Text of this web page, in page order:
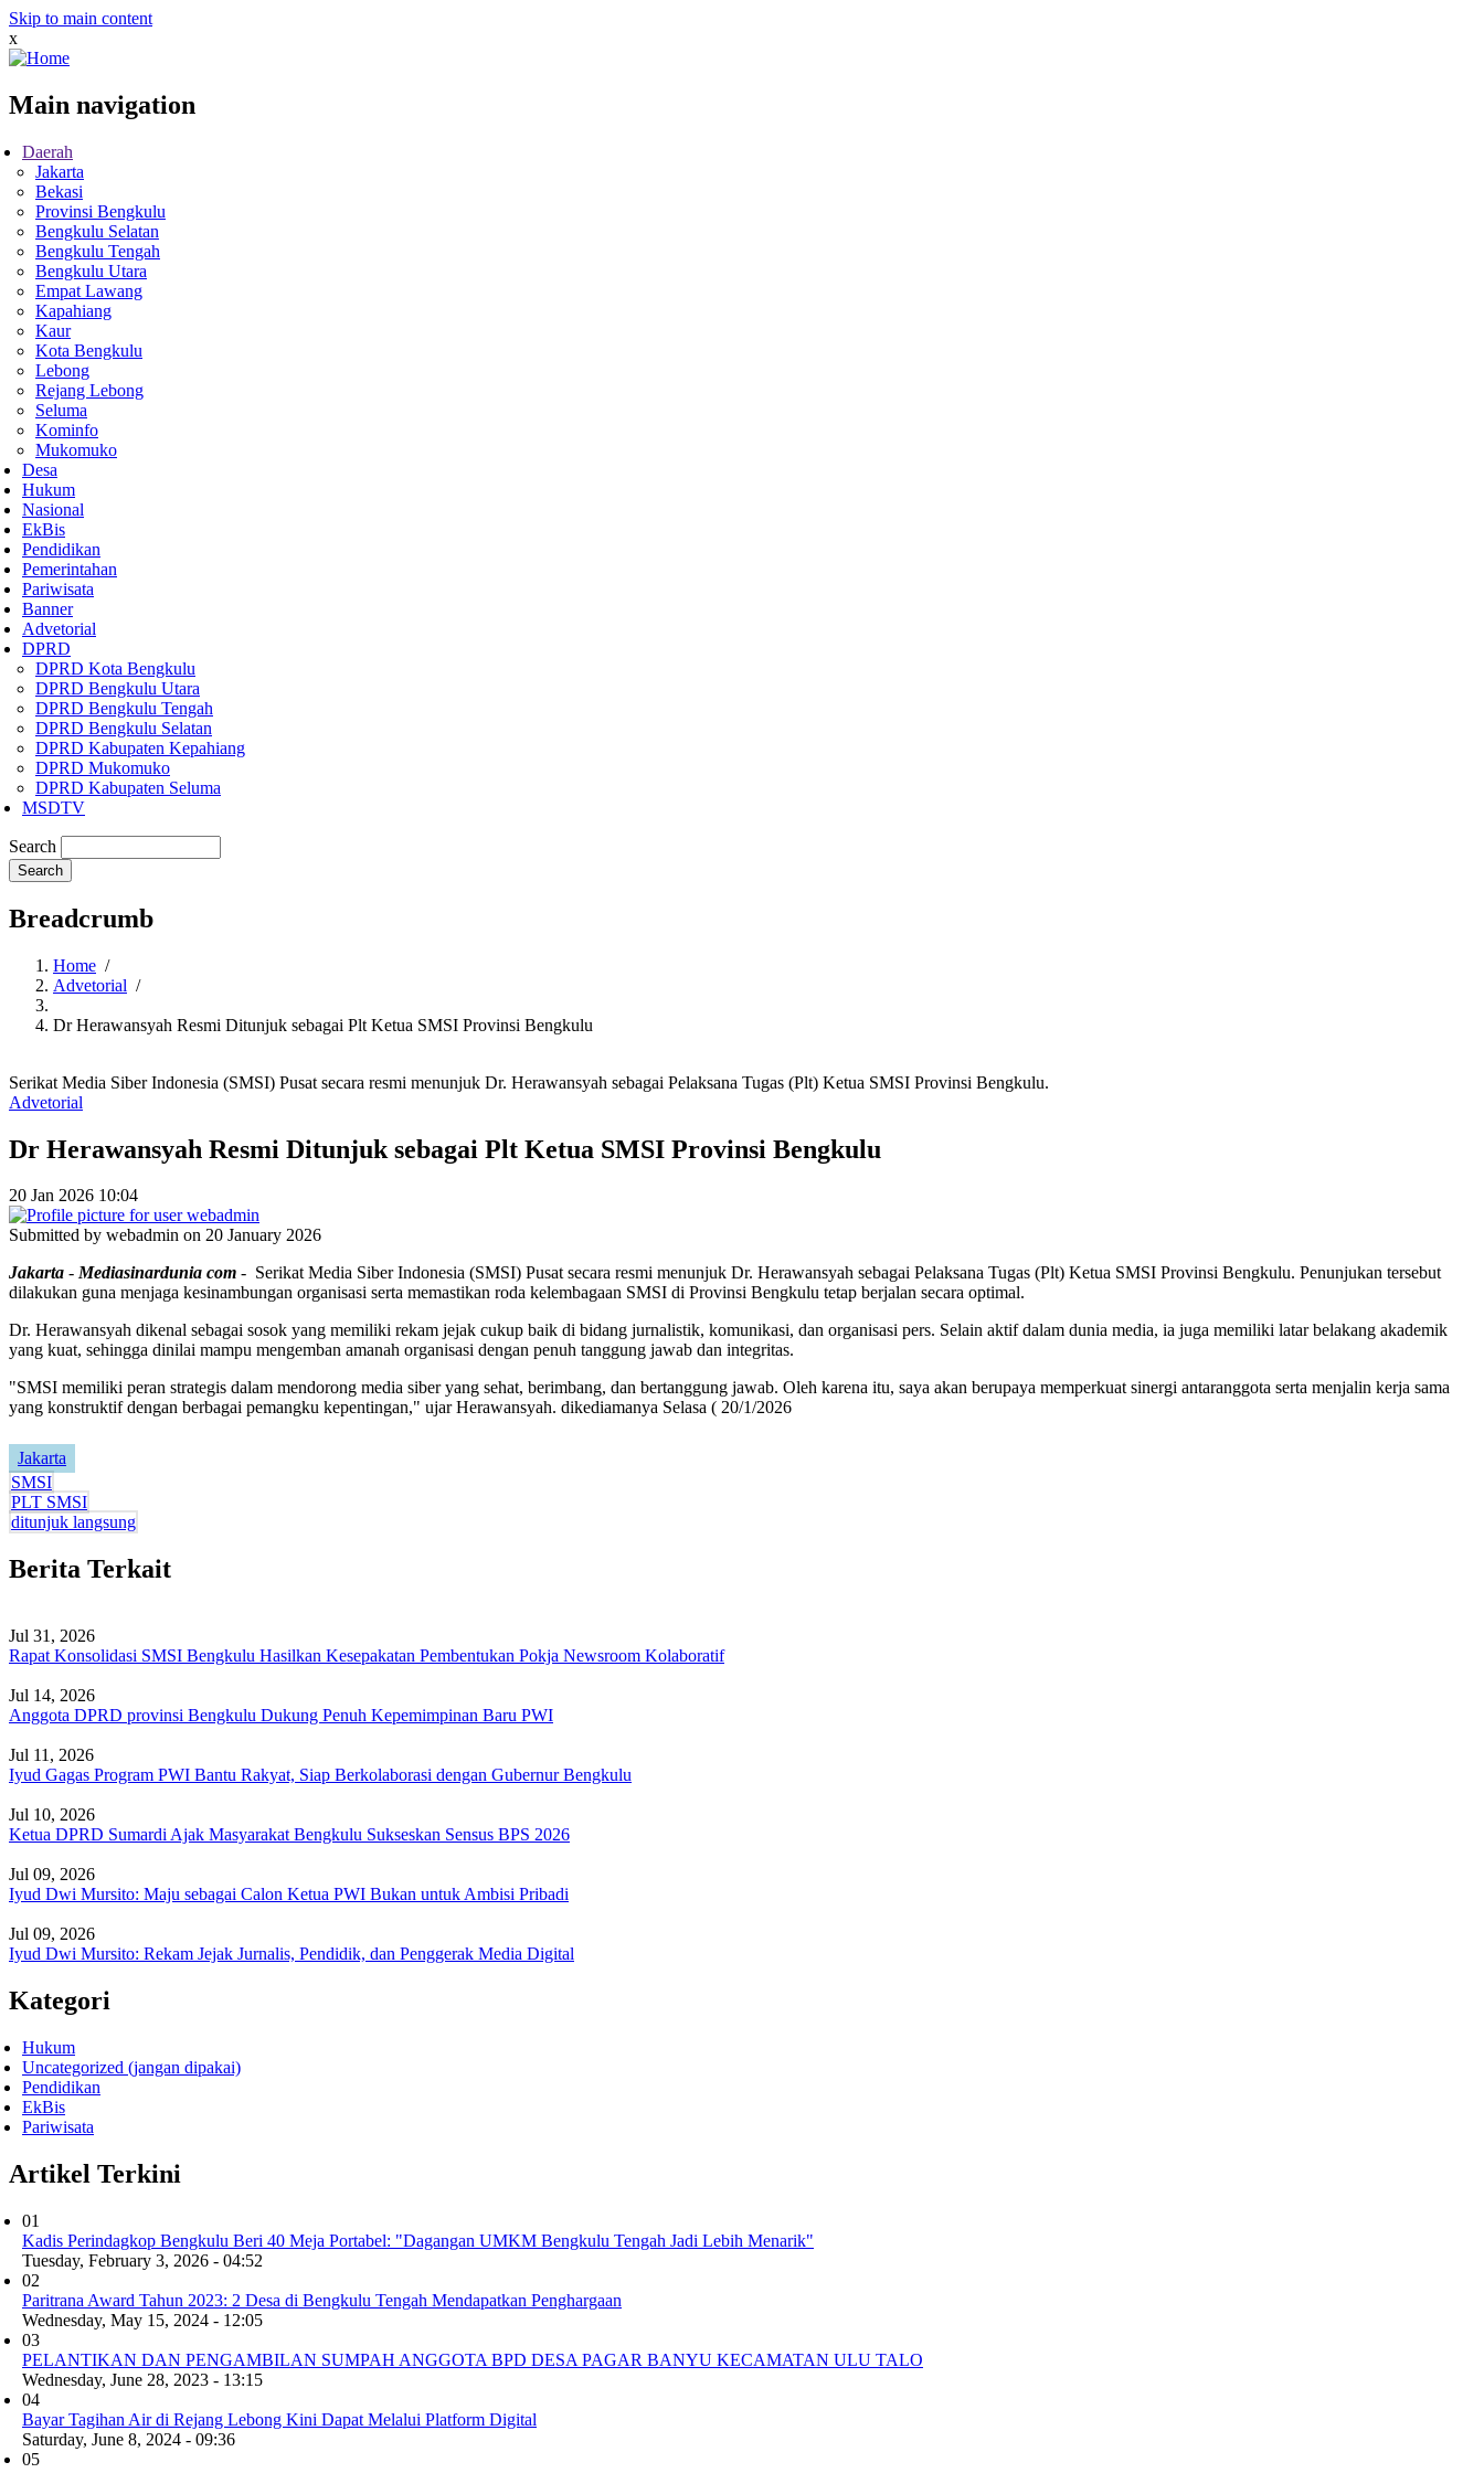
Skip to main content
x
Main navigation
Daerah
Jakarta
Bekasi
Provinsi Bengkulu
Bengkulu Selatan
Bengkulu Tengah
Bengkulu Utara
Empat Lawang
Kapahiang
Kaur
Kota Bengkulu
Lebong
Rejang Lebong
Seluma
Kominfo
Mukomuko
Desa
Hukum
Nasional
EkBis
Pendidikan
Pemerintahan
Pariwisata
Banner
Advetorial
DPRD
DPRD Kota Bengkulu
DPRD Bengkulu Utara
DPRD Bengkulu Tengah
DPRD Bengkulu Selatan
DPRD Kabupaten Kepahiang
DPRD Mukomuko
DPRD Kabupaten Seluma
MSDTV
Search
Breadcrumb
Home /
Advetorial /
Dr Herawansyah Resmi Ditunjuk sebagai Plt Ketua SMSI Provinsi Bengkulu
Serikat Media Siber Indonesia (SMSI) Pusat secara resmi menunjuk Dr. Herawansyah sebagai Pelaksana Tugas (Plt) Ketua SMSI Provinsi Bengkulu.
Advetorial
Dr Herawansyah Resmi Ditunjuk sebagai Plt Ketua SMSI Provinsi Bengkulu
20 Jan 2026 10:04
Submitted by webadmin on 20 January 2026
Jakarta -Mediasinardunia com - Serikat Media Siber Indonesia (SMSI) Pusat secara resmi menunjuk Dr. Herawansyah sebagai Pelaksana Tugas (Plt) Ketua SMSI Provinsi Bengkulu. Penunjukan tersebut
dilakukan guna menjaga kesinambungan organisasi serta memastikan roda kelembagaan SMSI di Provinsi Bengkulu tetap berjalan secara optimal.
Dr. Herawansyah dikenal sebagai sosok yang memiliki rekam jejak cukup baik di bidang jurnalistik, komunikasi, dan organisasi pers. Selain aktif dalam dunia media, ia juga memiliki latar belakang akademik
yang kuat, sehingga dinilai mampu mengemban amanah organisasi dengan penuh tanggung jawab dan integritas.
"SMSI memiliki peran strategis dalam mendorong media siber yang sehat, berimbang, dan bertanggung jawab. Oleh karena itu, saya akan berupaya memperkuat sinergi antaranggota serta menjalin kerja sama
yang konstruktif dengan berbagai pemangku kepentingan," ujar Herawansyah. dikediamanya Selasa ( 20/1/2026
Jakarta
SMSI
PLT SMSI
ditunjuk langsung
Berita Terkait
Jul 31, 2026
Rapat Konsolidasi SMSI Bengkulu Hasilkan Kesepakatan Pembentukan Pokja Newsroom Kolaboratif
Jul 14, 2026
Anggota DPRD provinsi Bengkulu Dukung Penuh Kepemimpinan Baru PWI
Jul 11, 2026
Iyud Gagas Program PWI Bantu Rakyat, Siap Berkolaborasi dengan Gubernur Bengkulu
Jul 10, 2026
Ketua DPRD Sumardi Ajak Masyarakat Bengkulu Sukseskan Sensus BPS 2026
Jul 09, 2026
Iyud Dwi Mursito: Maju sebagai Calon Ketua PWI Bukan untuk Ambisi Pribadi
Jul 09, 2026
Iyud Dwi Mursito: Rekam Jejak Jurnalis, Pendidik, dan Penggerak Media Digital
Kategori
Hukum
Uncategorized (jangan dipakai)
Pendidikan
EkBis
Pariwisata
Artikel Terkini
01
Kadis Perindagkop Bengkulu Beri 40 Meja Portabel: "Dagangan UMKM Bengkulu Tengah Jadi Lebih Menarik"
Tuesday, February 3, 2026 - 04:52
02
Paritrana Award Tahun 2023: 2 Desa di Bengkulu Tengah Mendapatkan Penghargaan
Wednesday, May 15, 2024 - 12:05
03
PELANTIKAN DAN PENGAMBILAN SUMPAH ANGGOTA BPD DESA PAGAR BANYU KECAMATAN ULU TALO
Wednesday, June 28, 2023 - 13:15
04
Bayar Tagihan Air di Rejang Lebong Kini Dapat Melalui Platform Digital
Saturday, June 8, 2024 - 09:36
05